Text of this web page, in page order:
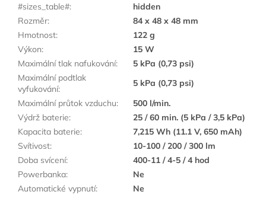
#sizes_table#:
hidden
Rozměr:
84 x 48 x 48 mm
Hmotnost:
122 g
Výkon:
15 W
Maximální tlak nafukování:
5 kPa (0,73 psi)
Maximální podtlak
vyfukování:
5 kPa (0,73 psi)
Maximální průtok vzduchu:
500 l/min.
Výdrž baterie:
25 / 60 min. (5 kPa / 3,5 kPa)
Kapacita baterie:
7,215 Wh (11.1 V, 650 mAh)
Svítivost:
10-100 / 200 / 300 lm
Doba svícení:
400-11 / 4-5 / 4 hod
Powerbanka:
Ne
Automatické vypnutí: Ne